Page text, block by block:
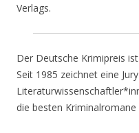
Verlags.
Der Deutsche Krimipreis
Seit 1985 zeichnet eine
die besten Kriminalromane